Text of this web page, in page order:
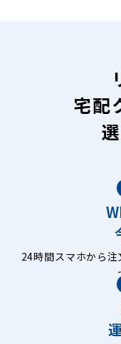
宅配
24時間スマホから